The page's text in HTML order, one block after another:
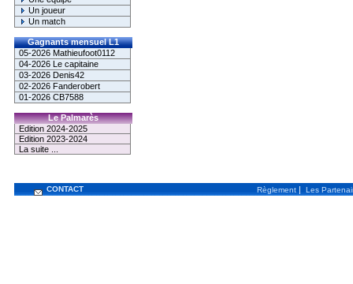
Un joueur
Un match
Gagnants mensuel L1
05-2026 Mathieufoot0112
04-2026 Le capitaine
03-2026 Denis42
02-2026 Fanderobert
01-2026 CB7588
Le Palmarès
Edition 2024-2025
Edition 2023-2024
La suite ...
CONTACT Règlement | Les